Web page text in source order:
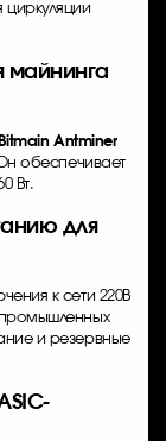
циркуляции
майнинга
Bitmain Antminer
обеспечивает
Вт.
для
к сети 220В
и резервные